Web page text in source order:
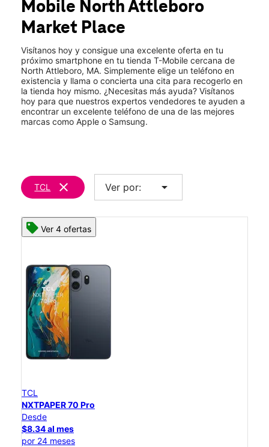
Dom.: 11:00 a.m. a 6:00 p.m.
1400 S Washington St Unit 2 North Attleboro, MA 02760
Mobile North Attleboro
Market Place
Visítanos hoy y consigue una excelente oferta en tu
próximo smartphone en tu tienda T-Mobile cercana de
North Attleboro, MA. Simplemente elige un teléfono en
existencia y llama o concierta una cita para recogerlo en
la tienda hoy mismo. ¿Necesitas más ayuda? Visítanos
hoy para que nuestros expertos vendedores te ayuden a
encontrar un excelente teléfono de una de las mejores
marcas como Apple o Samsung.
TCL clear Ver por: arrow_drop_down
Ver 4 ofertas
TCL
NXTPAPER 70 Pro
Desde
$8.34 al mes
por 24 meses